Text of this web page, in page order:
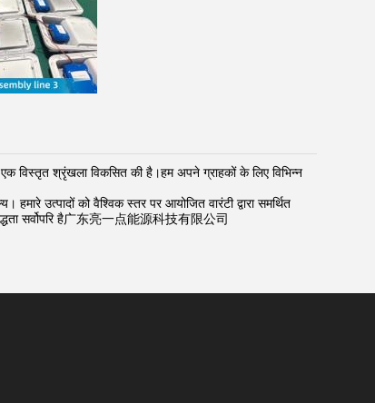
विस्तृत श्रृंखला विकसित की है।हम अपने ग्राहकों के लिए विभिन्न
उत्पादों को वैश्विक स्तर पर आयोजित वारंटी द्वारा समर्थित
सर्वोपरि है广东亮一点能源科技有限公司